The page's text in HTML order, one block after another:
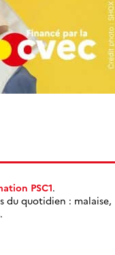
PSC1.
du quotidien : malaise,